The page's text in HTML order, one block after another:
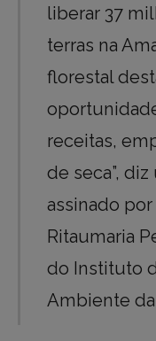
liberar 37
terras na
florestal
receitas,
de seca”,
assinado
Ritaumaria
do Instituto
Ambiente da